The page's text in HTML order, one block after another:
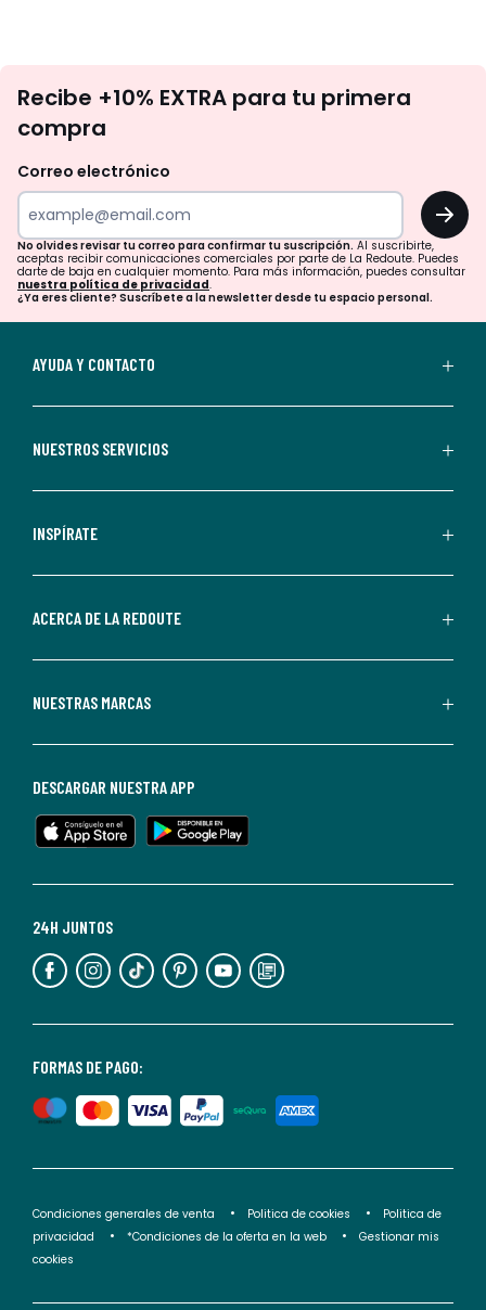
te
tu
para
confirmar
tu
suscripción.
aceptas
comerciales
personalizadas
parte
Redoute.
de
en
cualquier
Para
información,
puedes
nuestra
de
privacidad</2>.
Recibe +10% EXTRA para tu primera
compra
Correo electrónico
OK
No olvides revisar tu correo para confirmar tu suscripción. Al suscribirte,
aceptas recibir comunicaciones comerciales por parte de La Redoute. Puedes
darte de baja en cualquier momento. Para más información, puedes consultar
nuestra política de privacidad.
¿Ya eres cliente? Suscríbete a la newsletter desde tu espacio personal.
AYUDA Y CONTACTO
NUESTROS SERVICIOS
INSPÍRATE
ACERCA DE LA REDOUTE
NUESTRAS MARCAS
FORMAS DE PAGO:
24H JUNTOS
DESCARGAR NUESTRA APP
Condiciones generales de venta Politica de cookies
Politica de
privacidad
*Condiciones de la oferta en la web
Gestionar mis
cookies